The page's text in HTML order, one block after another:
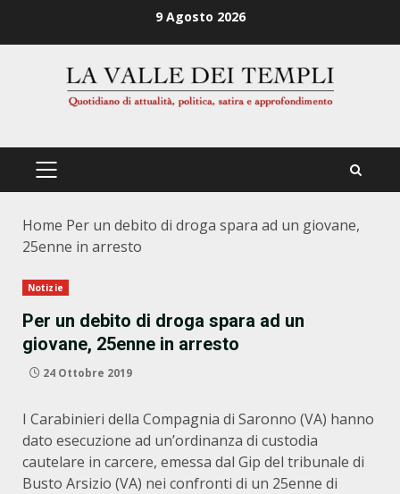
9 Agosto 2026
PRIMÄRES
Home Per un debito di droga spara ad un giovane,
25enne in arresto
Notizie
Per un debito di droga spara ad un
giovane, 25enne in arresto
24 Ottobre 2019
I Carabinieri della Compagnia di Saronno (VA) hanno
dato esecuzione ad un’ordinanza di custodia
cautelare in carcere, emessa dal Gip del tribunale di
Busto Arsizio (VA) nei confronti di un 25enne di